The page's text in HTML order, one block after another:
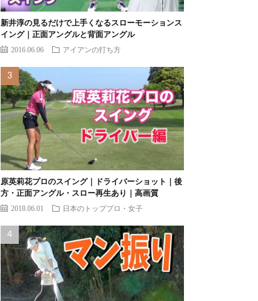
新井淳の見るだけで上手くなるスローモーションス
イング｜正面アングルと背面アングル
2016.06.06 アイアンの打ち方
原英莉花プロのスイング｜ドライバーショット｜後
方・正面アングル・スロー再生あり｜高画質
2018.06.01 日本のトッププロ・女子